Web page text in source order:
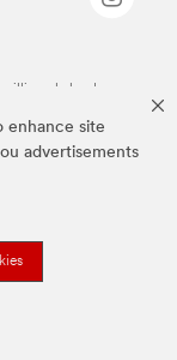
enhance site
advertisements
markalarıdır.